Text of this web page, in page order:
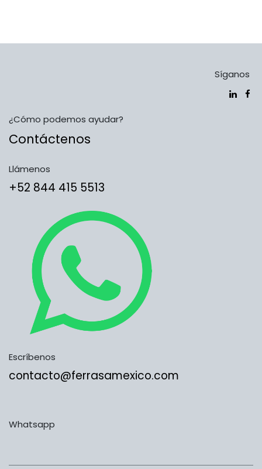
Síganos
¿Cómo podemos ayudar?
Contáctenos
Llámenos
​​​​​​​​​​​​+5​2​ ​8​4​4​ ​4​1​5​ 5​5​1​3​​​​​​​​​​​​​​
Escríbenos
contacto@ferrasamexico.com
Whatsapp